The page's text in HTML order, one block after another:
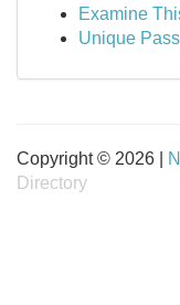
Examine
Unique
Copyright © 2026 |
Directory